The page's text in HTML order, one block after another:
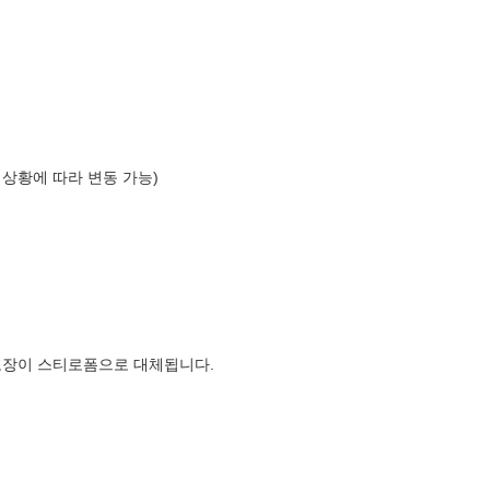
황에 따라 변동 가능)
이 스티로폼으로 대체됩니다.